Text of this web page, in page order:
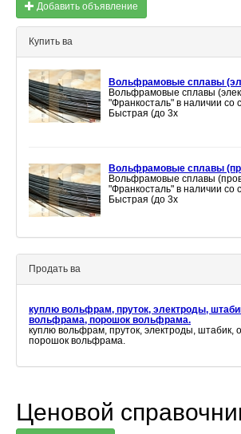
Добавить объявление
Купить ва
Вольфрамовые сплавы
Вольфрамовые сплавы
"Франкосталь" в наличии со
Быстрая (до 3х
Вольфрамовые сплавы
Вольфрамовые сплавы
"Франкосталь" в наличии со
Быстрая (до 3х
Продать ва
куплю вольфрам, пруток, электроды,
вольфрама, порошок вольфрама.
куплю вольфрам, пруток, электроды, штабик,
порошок вольфрама.
Ценовой